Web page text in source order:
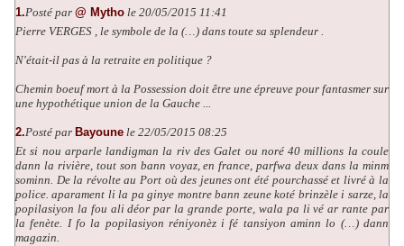
1.Posté par @ Mytho le 20/05/2015 11:41
Pierre VERGES , le symbole de la (…) dans toute sa splendeur .
N'était-il pas à la retraite en politique ?
Chemin boeuf mort à la Possession doit être une épreuve pour fantasmer sur
une hypothétique union de la Gauche ...
2.Posté par Bayoune le 22/05/2015 08:25
Et si nou arparle landigman la riv des Galet ou noré 40 millions la coule
dann la rivière, tout son bann voyaz, en france, parfwa deux dans la minm
sominn. De la révolte au Port où des jeunes ont été pourchassé et livré à la
police. aparament li la pa ginye montre bann zeune koté brinzèle i sarze, la
popilasiyon la fou ali déor par la grande porte, wala pa li vé ar rante par
la fenète. I fo la popilasiyon réniyonèz i fé tansiyon aminn lo (…) dann
magazin.